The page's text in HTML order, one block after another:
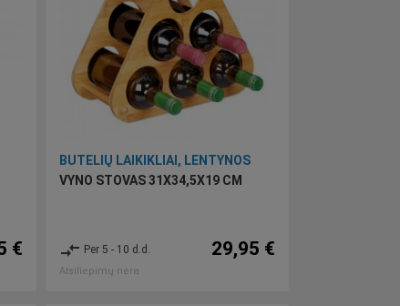
€
BUTELIŲ LAIKIKLIAI, LENTYNOS
VYNO STOVAS 31X34,5X19 CM
compare_arrows Per 5 - 10 d.d.
Atsiliepimų nėra
29,95 €